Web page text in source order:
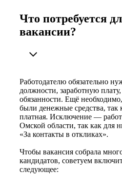
Что потребуется
вакансии?
Работодателю обязательно
должности, заработную
обязанности. Ещё
были денежные средства, так
платная. Исключение —
Омской области, так как для
«За контакты в откликах».
Чтобы вакансия собрала
кандидатов, советуем
следующее: